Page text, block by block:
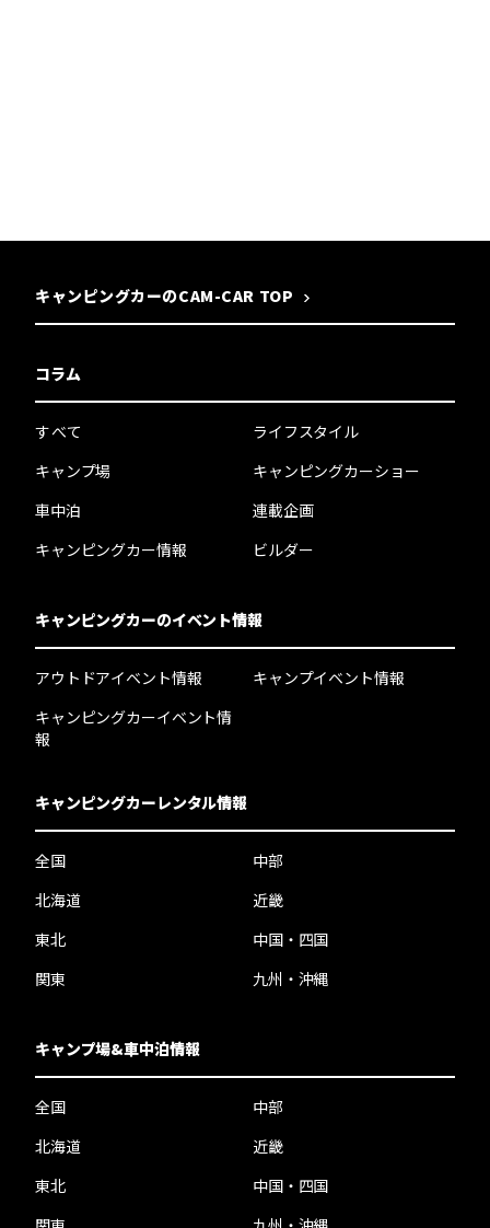
キャンピングカーのCAM-CAR TOP
コラム
すべて
キャンプ場
車中泊
キャンピングカー情報
ライフスタイル
キャンピングカーショー
連載企画
ビルダー
キャンピングカーのイベント情報
アウトドアイベント情報
キャンピングカーイベント情
報
キャンプイベント情報
キャンピングカーレンタル情報
全国
北海道
東北
関東
中部
近畿
中国・四国
九州・沖縄
キャンプ場&車中泊情報
全国
北海道
東北
中部
近畿
中国・四国